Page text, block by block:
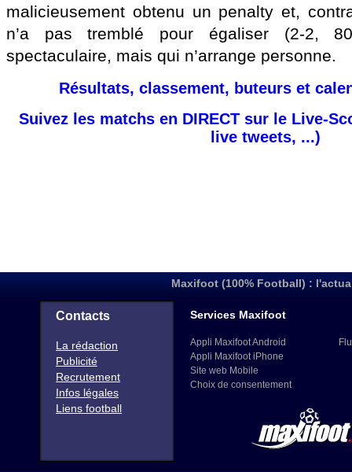
malicieusement obtenu un penalty et,
n’a pas tremblé pour égaliser (2-2,
spectaculaire, mais qui n’arrange personne.
Résultats, classement, buteurs et
Suivez les matchs en DIRECT sur le Live-
live tweets, ...)
Maxifoot (100% Football) :
Contacts
La rédaction
Publicité
Recrutement
Infos légales
Liens football
Services Maxifoot
Appli Maxifoot Android
Appli Maxifoot iPhone
Site web Mobile
Choix de consentement